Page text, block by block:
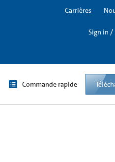
Carrières
Sign in /
Commande rapide